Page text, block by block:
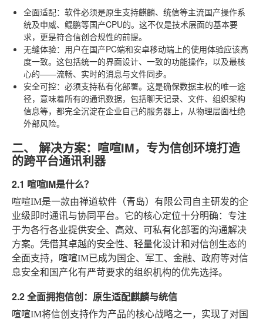
全面适配：软件必须是原生支持麒麟、统信等主流国产操作系
统及申威、鲲鹏等国产CPU的。这不仅是技术层面的基本要
求，更是符合信创合规性的前提。
无缝体验：用户在国产PC端和安卓移动端上的使用体验应该高
度一致。这包括统一的界面设计、一致的功能操作，以及最核
心的——流畅、实时的消息与文件同步。
安全可控：必须支持私有化部署。这是确保数据主权的唯一途
径，意味着所有的通讯数据，包括聊天记录、文件、组织架构
信息等，都完全沉淀在企业自己的服务器上，从物理层面杜绝
外部风险。
二、 解决方案：喧喧IM，专为信创环境打造
的跨平台通讯利器
2.1 喧喧IM是什么？
喧喧IM是一款由禅道软件（青岛）有限公司自主研发的企
业级即时通讯与协同平台。它的核心定位十分明确：专注
于为各行各业提供安全、高效、可私有化部署的沟通解决
方案。凭借其卓越的安全性、轻量化设计和对信创生态的
全面支持，喧喧IM已成为国企、军工、金融、政府等对信
息安全和国产化有严苛要求的组织机构的优先选择。
2.2 全面拥抱信创：原生适配麒麟与统信
喧喧IM将信创支持作为产品的核心战略之一，实现了对国